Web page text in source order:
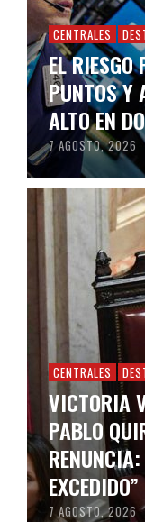
CENTRALES
EL
PUNTOS Y
ALTO EN
7 AGOSTO, 2026
CENTRALES
VICTORIA
PABLO
EXCEDIDO”
7 AGOSTO, 2026